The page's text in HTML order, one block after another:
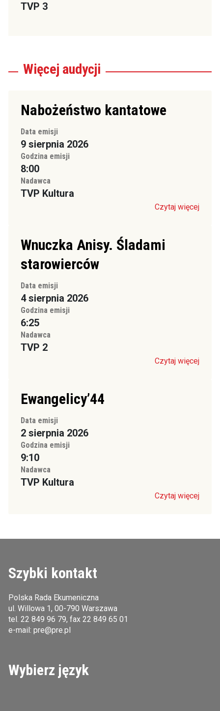
TVP 3
Więcej audycji
Nabożeństwo kantatowe
Data emisji
9 sierpnia 2026
Godzina emisji
8:00
Nadawca
TVP Kultura
Czytaj więcej
Wnuczka Anisy. Śladami
starowierców
Data emisji
4 sierpnia 2026
Godzina emisji
6:25
Nadawca
TVP 2
Czytaj więcej
Ewangelicy’44
Data emisji
2 sierpnia 2026
Godzina emisji
9:10
Nadawca
TVP Kultura
Czytaj więcej
Szybki kontakt
Polska Rada Ekumeniczna
ul. Willowa 1, 00-790 Warszawa
tel. 22 849 96 79, fax 22 849 65 01
e-mail: pre@pre.pl
Wybierz język